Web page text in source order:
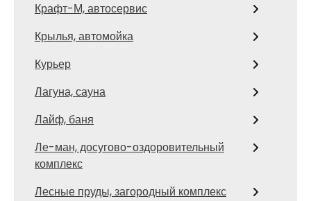
Крафт-М, автосервис
Крылья, автомойка
Курьер
Лагуна, сауна
Лайф, баня
Ле-ман, досугово-оздоровительный
комплекс
Лесные пруды, загородный комплекс